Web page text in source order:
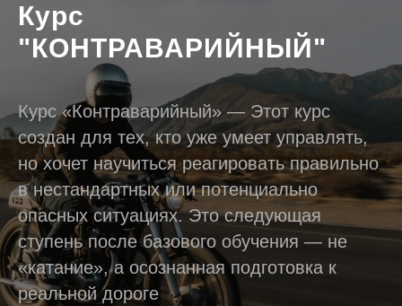
Курс
"КОНТРАВАРИЙНЫЙ"
Курс «Контраварийный» — Этот курс
создан для тех, кто уже умеет управлять,
но хочет научиться реагировать правильно
в нестандартных или потенциально
опасных ситуациях. Это следующая
ступень после базового обучения — не
«катание», а осознанная подготовка к
реальной дороге